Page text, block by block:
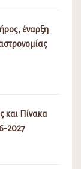
έναρξη
και Πίνακα
2027